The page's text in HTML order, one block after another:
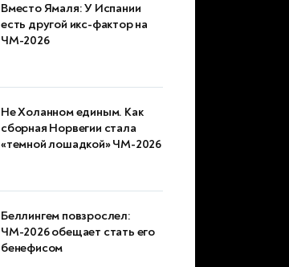
Вместо Ямаля: У Испании
есть другой икс-фактор на
ЧМ-2026
Не Холанном единым. Как
сборная Норвегии стала
«темной лошадкой» ЧМ-2026
Беллингем повзрослел:
ЧМ-2026 обещает стать его
бенефисом